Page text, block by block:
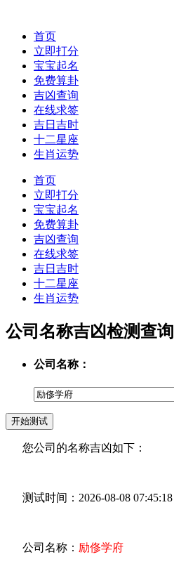
首页
立即打分
宝宝起名
免费算卦
吉凶查询
在线求签
吉日吉时
十二星座
生肖运势
首页
立即打分
宝宝起名
免费算卦
吉凶查询
在线求签
吉日吉时
十二星座
生肖运势
公司名称吉凶检测查询
公司名称：
您公司的名称吉凶如下：
测试时间：2026-08-08 07:45:18
公司名称： 励俢学府